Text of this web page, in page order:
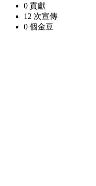
0 貢獻
12 次宣傳
0 個金豆